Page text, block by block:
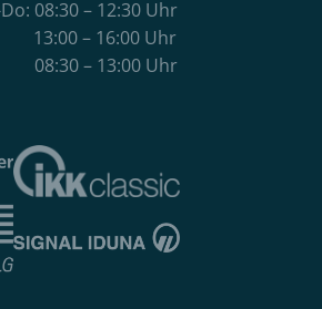
08:30 – 12:30 Uhr
– 16:00 Uhr
– 13:00 Uhr